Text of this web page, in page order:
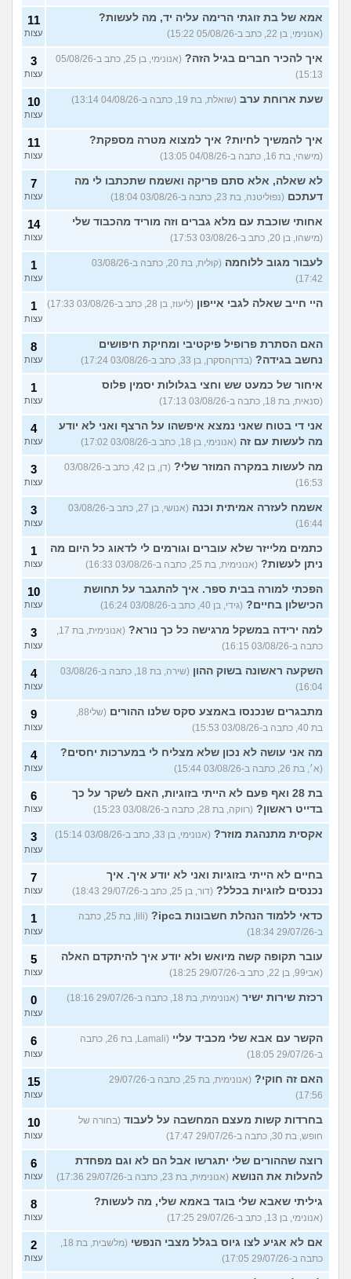
בודדה מאוד בלי חברים כבר 5
שנים ולא יודעת איפה להכיר
(עדן, בת 23)
5
עצות
עוד שאלות חדשות במדור
אמא של בת זוגתי הרימה עליה יד, מה לעשות?
(אנונימי, בן 22, כתב ב-05/08/26 15:22)
11
עצות
איך להכיר חברים בגיל הזה?
(אנונימי, בן 25, כתב ב-05/08/26
15:13)
3
עצות
שעת ארוחת ערב (שואלת, בת 19, כתבה ב-04/08/26 13:14) 10
עצות
איך להמשיך לחיות? איך למצוא מטרה מספקת?
(מישהי, בת 16, כתבה ב-04/08/26 13:05)
11
עצות
לא שאלה, אלא סתם פריקה ואשמח שתכתבו לי מה
דעתכם (נפוליטנה, בת 23, כתבה ב-03/08/26 18:04)
7
עצות
אחותי שוכבת עם מלא גברים וזה מוריד מהכבוד שלי
(מישהו, בן 20, כתב ב-03/08/26 17:53)
14
עצות
לעבור מגוב ללוחמה
(קולית, בת 20, כתבה ב-03/08/26
17:42)
1
עצות
היי חייב שאלה לגבי אייפון (ליעוז, בן 28, כתב ב-03/08/26 17:33) 1
עצות
האם הסתרת פרופיל פיקטיבי ומחיקת חיפושים
נחשב בגידה? (בדרןהסקרן, בן 33, כתב ב-03/08/26 17:24)
8
עצות
איחור של כמעט שש וחצי בגלולות יסמין פלוס
(סנאית, בת 18, כתבה ב-03/08/26 17:13)
1
עצות
אני די בטוח שאני נמצא איפשהו על הרצף ואני לא יודע
מה לעשות עם זה (אנונימי, בן 18, כתב ב-03/08/26 17:02)
4
עצות
מה לעשות במקרה המוזר שלי?
(דן, בן 42, כתב ב-03/08/26
16:53)
3
עצות
אשמח לעזרה אמיתית וכנה
(אנושי, בן 27, כתב ב-03/08/26
16:44)
3
עצות
כתמים מלייזר שלא עוברים וגורמים לי לדאוג כל היום מה
ניתן לעשות? (אנונימית, בת 25, כתבה ב-03/08/26 16:33)
1
עצות
הפכתי למורה בבית ספר. איך להתגבר על תחושת
הכישלון בחיים? (גידי, בן 40, כתב ב-03/08/26 16:24)
10
עצות
למה ירידה במשקל מרגישה כל כך נורא?
כתבה ב-03/08/26 16:15)
3
עצות
השקעה ראשונה בשוק ההון
(שירה, בת 18, כתבה ב-03/08/26
16:04)
4
עצות
מתבגרים שנכנסו באמצע סקס שלנו ההורים
בת 40, כתבה ב-03/08/26 15:53)
9
עצות
מה אני עושה לא נכון שלא מצליח לי במערכות יחסים?
(א׳, בת 26, כתבה ב-03/08/26 15:44)
4
עצות
בת 28 ואף פעם לא הייתי בזוגיות, האם לשקר על כך
בדייט ראשון? (רווקה, בת 28, כתבה ב-03/08/26 15:23)
6
עצות
אקסית מתנהגת מוזר? (אנונימי, בן 33, כתב ב-03/08/26 15:14) 3
עצות
בחיים לא הייתי בזוגיות ואני לא יודע איך. איך
נכנסים לזוגיות בכלל? (דור, בן 25, כתב ב-29/07/26 18:43)
7
עצות
כדאי ללמוד הנהלת חשבונות בipc?
(lili, בת 25, כתבה
ב-29/07/26 18:34)
1
עצות
עובר תקופה קשה מיואש ולא יודע איך להיתקדם האלה
(אבי99, בן 22, כתב ב-29/07/26 18:25)
5
עצות
רכזת שירות ישיר (אנונימית, בת 18, כתבה ב-29/07/26 18:16) 0
עצות
הקשר עם אבא שלי מכביד עליי
(Lamali, בת 26, כתבה
ב-29/07/26 18:05)
6
עצות
האם זה חוקי?
(אנונימית, בת 25, כתבה ב-29/07/26
17:56)
15
עצות
בחרדות קשות מעצם המחשבה על לעבוד (בחורה של
חופש, בת 30, כתבה ב-29/07/26 17:47)
10
עצות
רוצה שההורים שלי יתגרשו אבל הם לא וגם מפחדת
להעלות את הנושא (אנונימית, בת 23, כתבה ב-29/07/26 17:36)
6
עצות
גיליתי שאבא שלי בוגד באמא שלי, מה לעשות?
(אנונימי, בן 13, כתב ב-29/07/26 17:25)
8
עצות
אם לא אגיע לצו גיוס בגלל מצבי הנפשי
כתבה ב-29/07/26 17:05)
2
עצות